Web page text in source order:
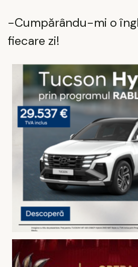
-Cumpărându-mi o
fiecare zi!